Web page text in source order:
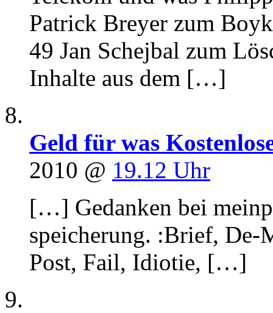
Patrick Breyer zum
49 Jan Schejbal zum
Inhalte aus dem […]
Geld für was
2010 @ 19.12 Uhr
[…] Gedanken bei
speicherung. :Brief,
Post, Fail, Idiotie, […]